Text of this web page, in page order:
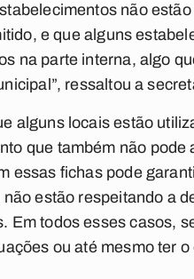
não
e que alguns
na parte interna, algo
ressaltou a
alguns locais estão
que também não
essas fichas pode
estão respeitando a
Em todos esses casos,
ou até mesmo ter